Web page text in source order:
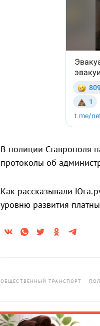
В полиции Ставрополя
протоколы об
Как рассказывали
уровню развития
ОБЩЕСТВЕННЫЙ ТРАНСПОРТ